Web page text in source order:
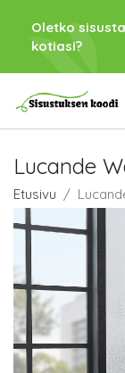
Oletko
kotiasi?
Lucande
Etusivu